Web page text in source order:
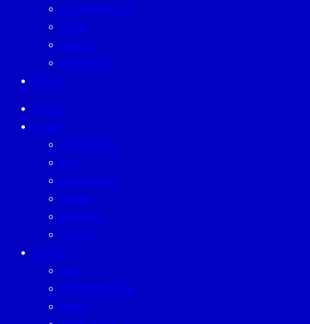
SUSTAINABILITY
TECH
TRAVEL
WELLNESS
EVENT
HOME
TODAY
ECONOMICS
ESG
INVESTMENT
TREND
BUSINESS
PEOPLE
FORUM
CEO
ENTREPRENEUR
GURU